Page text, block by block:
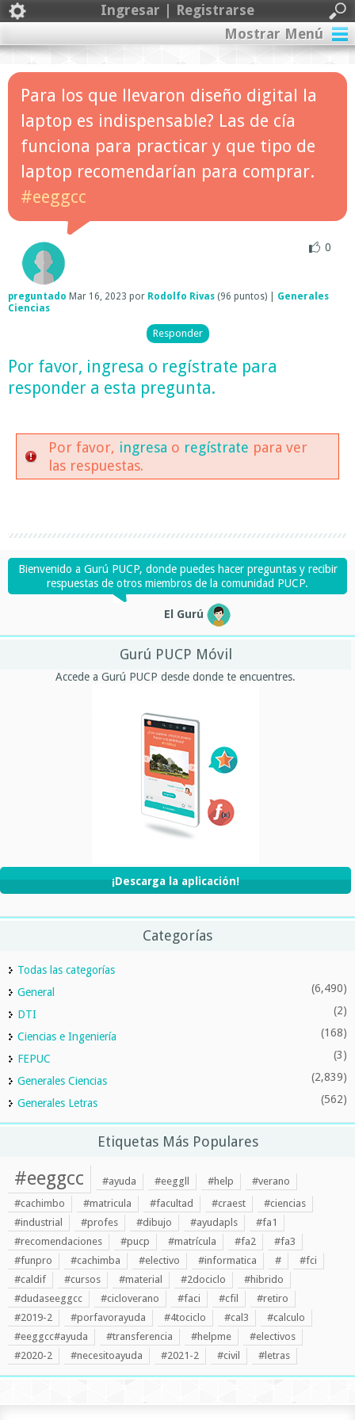
Ingresar | Registrarse
Mostrar Menú
Para los que llevaron diseño digital la
laptop es indispensable? Las de cía
funciona para practicar y que tipo de
laptop recomendarían para comprar.
#eeggcc
0
preguntado Mar 16, 2023 por Rodolfo Rivas (96 puntos)
Generales
Ciencias
Por favor, ingresa o regístrate para
responder a esta pregunta.
Por favor, ingresa o regístrate para ver
las respuestas.
Bienvenido a Gurú PUCP, donde puedes hacer preguntas y recibir
respuestas de otros miembros de la comunidad PUCP.
El Gurú
Gurú PUCP Móvil
Accede a Gurú PUCP desde donde te encuentres.
¡Descarga la aplicación!
Categorías
Todas las categorías
General
(6,490)
DTI (2)
Ciencias e Ingeniería (168)
FEPUC (3)
Generales Ciencias (2,839)
Generales Letras (562)
Etiquetas Más Populares
#eeggcc #ayuda #eeggll #help
#verano
#cachimbo
#matricula #facultad #craest
#ciencias
#industrial
#profes #dibujo #ayudapls
#fa1
#recomendaciones
#pucp #matrícula #fa2
#fa3
#funpro
#cachimba #electivo #informatica #
#fci
#caldif
#cursos #material #2dociclo
#hibrido
#dudaseeggcc
#cicloverano #faci #cfil
#retiro
#2019-2
#porfavorayuda #4tociclo #cal3
#calculo
#eeggcc#ayuda
#transferencia #helpme
#electivos
#2020-2
#necesitoayuda #2021-2 #civil #letras